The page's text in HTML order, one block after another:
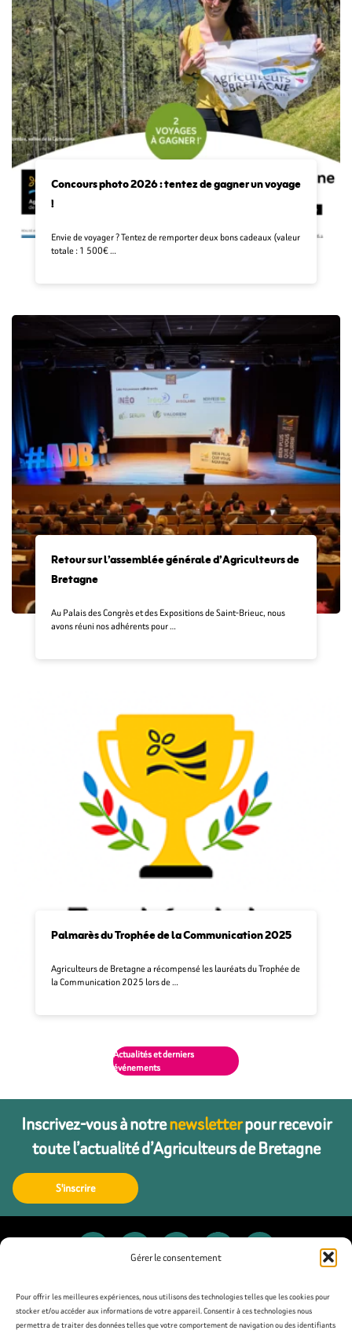
Gérer le consentement
Pour offrir les meilleures expériences, nous utilisons des technologies telles que les cookies pour
stocker et/ou accéder aux informations de votre appareil. Consentir à ces technologies nous
permettra de traiter des données telles que votre comportement de navigation ou des identifiants
Concours photo 2026 : tentez de gagner un voyage
!
Envie de voyager ? Tentez de remporter deux bons cadeaux (valeur
totale : 1 500€ …
Retour sur l’assemblée générale d’Agriculteurs de
Bretagne
Au Palais des Congrès et des Expositions de Saint-Brieuc, nous
avons réuni nos adhérents pour …
Palmarès du Trophée de la Communication 2025
Agriculteurs de Bretagne a récompensé les lauréats du Trophée de
la Communication 2025 lors de …
Actualités et derniers
événements
Inscrivez-vous à notrenewsletterpour recevoir
toute l’actualité d’Agriculteurs de Bretagne
S'inscrire
Contact